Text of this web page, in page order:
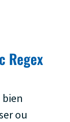
Regex
ou